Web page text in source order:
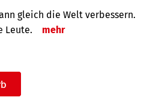
gleich die Welt verbessern.
Leute.
mehr